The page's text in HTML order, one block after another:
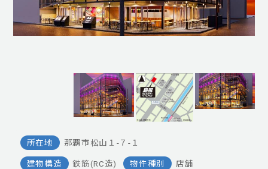
所在地 那覇市松山１-７-１
建物構造 鉄筋(RC造) 物件種別 店舗